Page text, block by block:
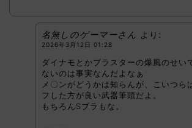
名無しのゲーマーさん より:
2026年3月12日 01:28
ダイナモとかブラスターの爆風のせい
ないのは事実なんだよなぁ
メ〇ンがどうかは知らんが、こいつら
フした方が良い武器筆頭だよ。
もちろんSブラもな。